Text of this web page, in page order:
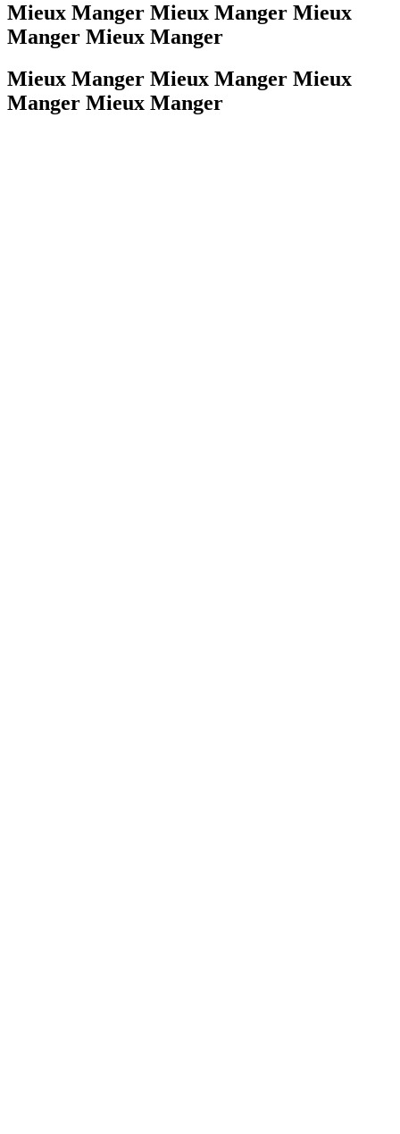
Mieux Manger Mieux Manger Mieux
Manger Mieux Manger
Mieux Manger Mieux Manger Mieux
Manger Mieux Manger